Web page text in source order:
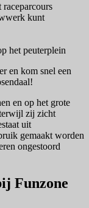
raceparcours
kunt
het peuterplein
en kom snel een
en op het grote
zij zicht
uit
gemaakt worden
ongestoord
Funzone